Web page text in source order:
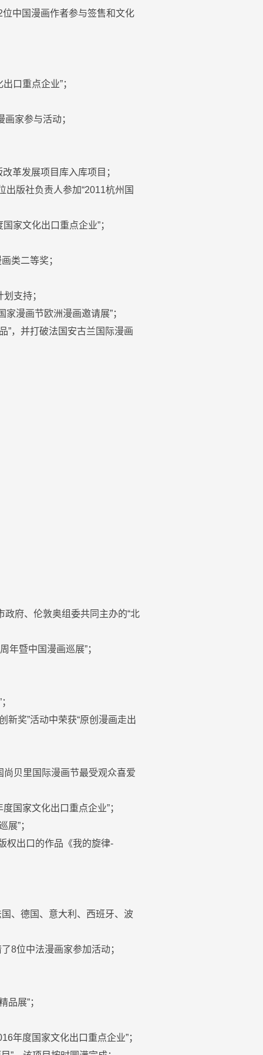
中国漫画作者参与签售和文化
口重点企业”；
家参与活动；
革发展项目库入库项目；
版社负责人参加“2011杭州国
家文化出口重点企业”；
类二等奖；
支持；
漫画节欧洲漫画邀请展”；
”，并打破法国安古兰国际漫画
府、伦敦奥组委共同主办的“北
年暨中国漫画巡展”；
新奖”活动中荣获“原创漫画走出
尚贝里国际漫画节最受观众喜爱
国家文化出口重点企业”；
”；
权出口的作品《我的旋律-
、德国、意大利、西班牙、波
8位中法漫画家参加活动；
展”；
年度国家文化出口重点企业”；